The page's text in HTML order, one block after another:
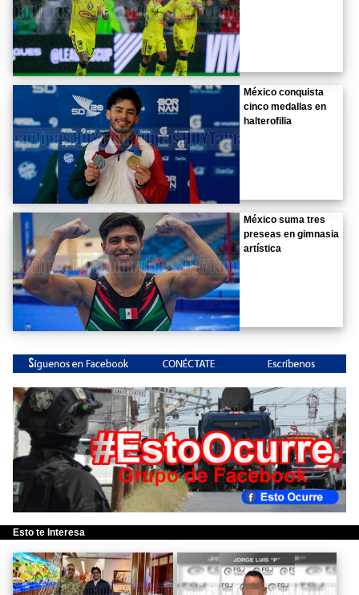
México conquista
cinco medallas en
halterofilia
México suma tres
preseas en gimnasia
artística
Esto te Interesa